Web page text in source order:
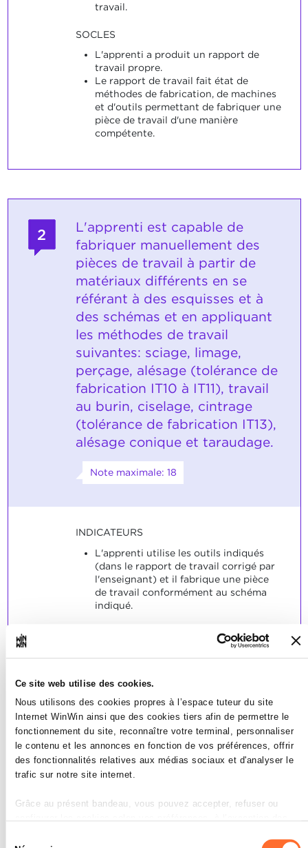
Ce site web utilise des cookies.
Nous utilisons des cookies propres à l’espace tuteur du site
Internet WinWin ainsi que des cookies tiers afin de permettre le
fonctionnement du site, reconnaître votre terminal, personnaliser
le contenu et les annonces en fonction de vos préférences, offrir
des fonctionnalités relatives aux médias sociaux et d'analyser le
trafic sur notre site internet.
Grâce au présent bandeau, vous pouvez accepter, refuser ou
travail.
SOCLES
L'apprenti a produit un rapport de
travail propre.
Le rapport de travail fait état de
méthodes de fabrication, de machines
et d'outils permettant de fabriquer une
pièce de travail d'une manière
compétente.
2
L'apprenti est capable de
fabriquer manuellement des
pièces de travail à partir de
matériaux différents en se
référant à des esquisses et à
des schémas et en appliquant
les méthodes de travail
suivantes: sciage, limage,
perçage, alésage (tolérance de
fabrication IT10 à IT11), travail
au burin, ciselage, cintrage
(tolérance de fabrication IT13),
alésage conique et taraudage.
Note maximale: 18
INDICATEURS
L'apprenti utilise les outils indiqués
(dans le rapport de travail corrigé par
l'enseignant) et il fabrique une pièce
de travail conformément au schéma
indiqué.
tolérances indiquées.
3
L'apprenti est capable de
les outils, les appareils et les